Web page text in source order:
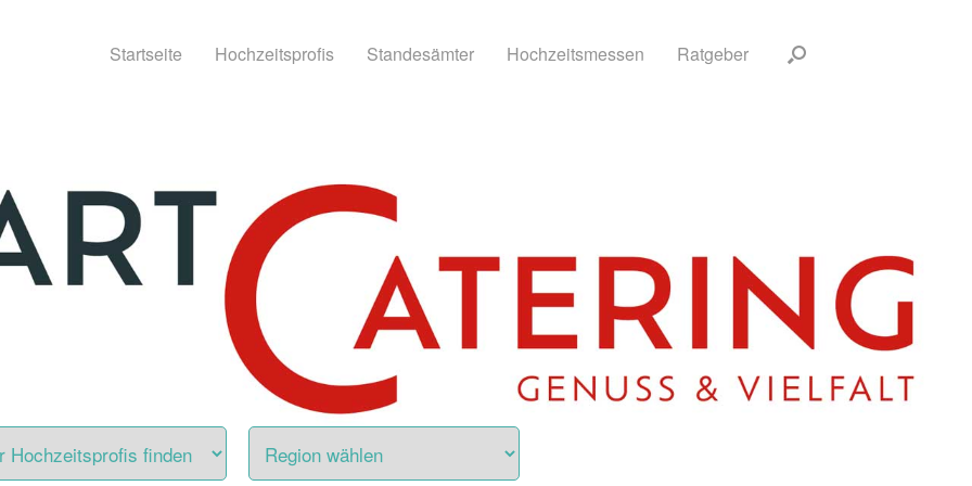
Startseite Hochzeitsprofis Standesämter Hochzeitsmessen Ratgeber